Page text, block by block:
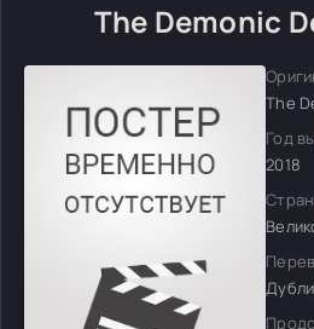
The Demonic
The
Год
2018